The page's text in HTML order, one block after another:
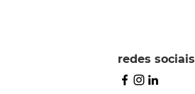
redes sociais